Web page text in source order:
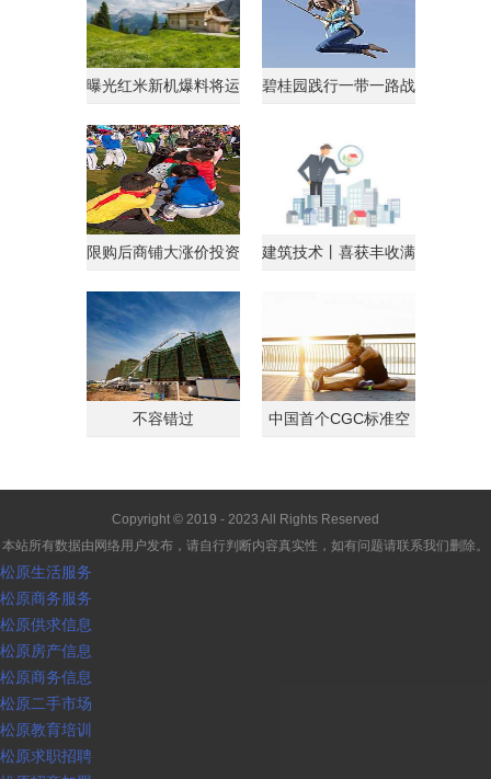
曝光红米新机爆料将运
碧桂园践行一带一路战
限购后商铺大涨价投资
建筑技术丨喜获丰收满
不容错过
中国首个CGC标准空
Copyright © 2019 - 2023 All Rights Reserved
本站所有数据由网络用户发布，请自行判断内容真实性，如有问题请联系我们删除。
松原生活服务
松原商务服务
松原供求信息
松原房产信息
松原商务信息
松原二手市场
松原教育培训
松原求职招聘